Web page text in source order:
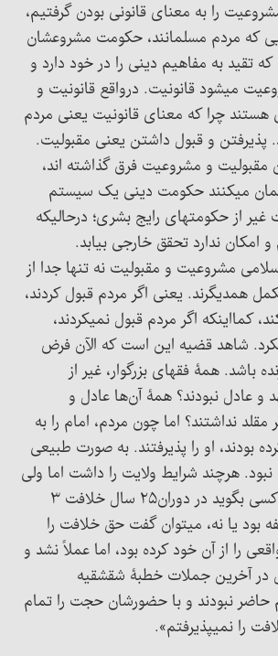
را به معنای قانونی بودن گرفتیم،
که مردم مسلمانند، حکومت مشروعشان
تقید به مفاهیم دینی را در خود دارد و
میشود قانونیت. درواقع قانونیت و
هستند چرا که معنای قانونیت یعنی مردم
پذیرفتن و قبول داشتن یعنی مقبولیت.
و مشروعیت فرق گذاشته اند،
میکنند حکومت دینی یک سیستم
از حکومتهای رایج بشری؛ درحالیکه
امکان ندارد تحقق خارجی بیابد.
مشروعیت و مقبولیت نه تنها جدا از
همدیگرند. یعنی اگر مردم قبول کردند،
کمااینکه اگر مردم قبول نمیکردند،
شاهد قضیه این است که الآن فرض
باشد. همۀ فقهای بزرگوار، غیر از
و عادل نبودند؟ همۀ آن‌ها عادل و
مقلد نداشتند؟ اما چون مردم، امام را به
بودند، او را پذیرفتند. به صورت طبیعی
هرچند شرایط ولایت را داشت اما ولی
فقیه نبود. پس اگر کسی بگوید در دوران۲۵ سال خلافت ۳
بود یا نه، میتوان گفت حق خلافت را
را از آن خود کرده بود، اما عملاً نشد و
در آخرین جملات خطبۀ شقشقیه
حاضر نبودند و با حضورشان حجت را تمام
را نمیپذیرفتم».